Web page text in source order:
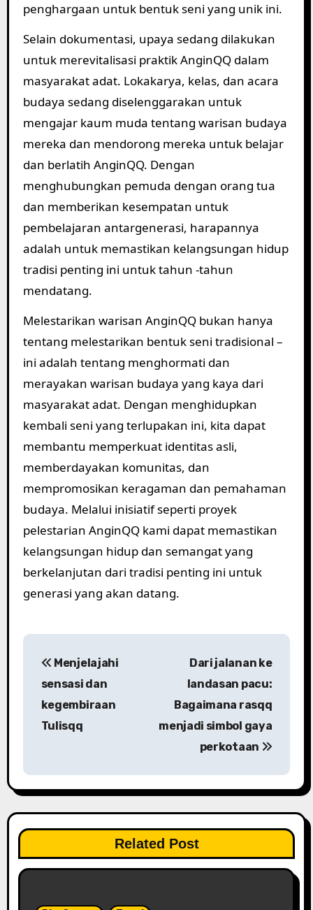
penghargaan untuk bentuk seni yang unik ini.
Selain dokumentasi, upaya sedang dilakukan
untuk merevitalisasi praktik AnginQQ dalam
masyarakat adat. Lokakarya, kelas, dan acara
budaya sedang diselenggarakan untuk
mengajar kaum muda tentang warisan budaya
mereka dan mendorong mereka untuk belajar
dan berlatih AnginQQ. Dengan
menghubungkan pemuda dengan orang tua
dan memberikan kesempatan untuk
pembelajaran antargenerasi, harapannya
adalah untuk memastikan kelangsungan hidup
tradisi penting ini untuk tahun -tahun
mendatang.
Melestarikan warisan AnginQQ bukan hanya
tentang melestarikan bentuk seni tradisional –
ini adalah tentang menghormati dan
merayakan warisan budaya yang kaya dari
masyarakat adat. Dengan menghidupkan
kembali seni yang terlupakan ini, kita dapat
membantu memperkuat identitas asli,
memberdayakan komunitas, dan
mempromosikan keragaman dan pemahaman
budaya. Melalui inisiatif seperti proyek
pelestarian AnginQQ kami dapat memastikan
kelangsungan hidup dan semangat yang
berkelanjutan dari tradisi penting ini untuk
generasi yang akan datang.
a
v
g
Menjelajahi
sensasi dan
kegembiraan
Tulisqq
Dari jalanan ke
landasan pacu:
Bagaimana rasqq
menjadi simbol gaya
perkotaan
Related Post